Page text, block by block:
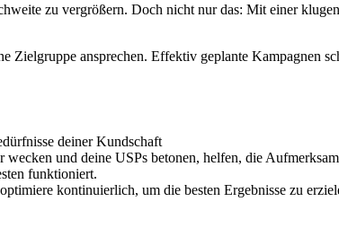
zu vergrößern. Doch nicht nur das: Mit einer
Zielgruppe ansprechen. Effektiv geplante Kampagnen
deiner Kundschaft
wecken und deine USPs betonen, helfen, die
funktioniert.
kontinuierlich, um die besten Ergebnisse zu